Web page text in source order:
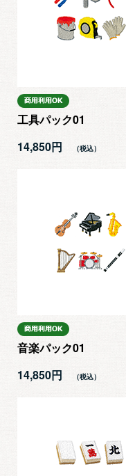
工具パック01
14,850円
音楽パック01
14,850円